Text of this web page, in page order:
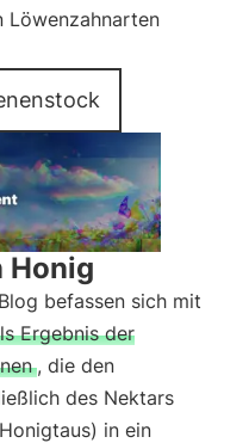
Löwenzahnarten
Honig
befassen sich mit
Ergebnis der
, die den
des Nektars
in ein